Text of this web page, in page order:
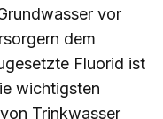
vor
dem
Fluorid ist
wichtigsten
Trinkwasser